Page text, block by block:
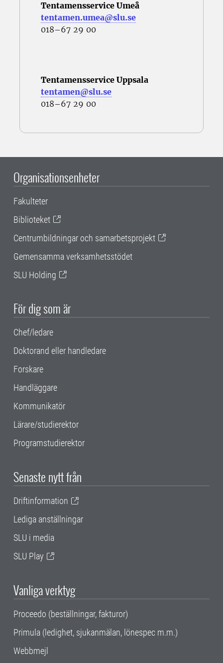
Tentamensservice Umeå
tentamen.umea@slu.se
018–67 29 00
Tentamensservice Uppsala
tentamen@slu.se
018–67 29 00
Organisationsenheter
Fakulteter
Biblioteket
Centrumbildningar och samarbetsprojekt
Gemensamma verksamhetsstödet
SLU Holding
För dig som är
Chef/ledare
Doktorand eller handledare
Forskare
Handläggare
Kommunikatör
Lärare/studierektor
Programstudierektor
Senaste nytt från
Driftinformation
Lediga anställningar
SLU i media
SLU Play
Vanliga verktyg
Proceedo (beställningar, fakturor)
Primula (ledighet, sjukanmälan, lönespec m.m.)
Webbmejl